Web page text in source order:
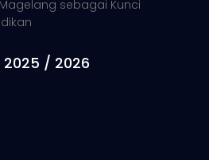
Magelang sebagai Kunci
/ 2026